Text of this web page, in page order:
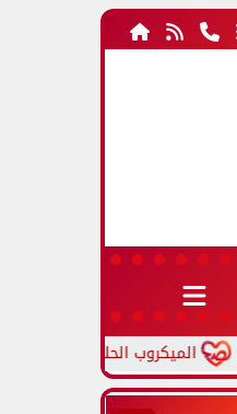
الحلزوني.. أعراض جرثومة